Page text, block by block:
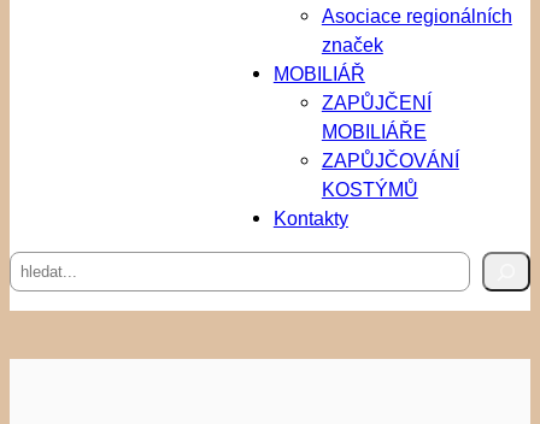
Asociace regionálních
značek
MOBILIÁŘ
ZAPŮJČENÍ
MOBILIÁŘE
ZAPŮJČOVÁNÍ
KOSTÝMŮ
Kontakty
Hledat